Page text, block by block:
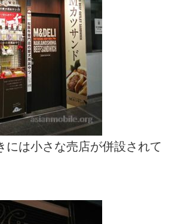
には小さな売店が併設されて